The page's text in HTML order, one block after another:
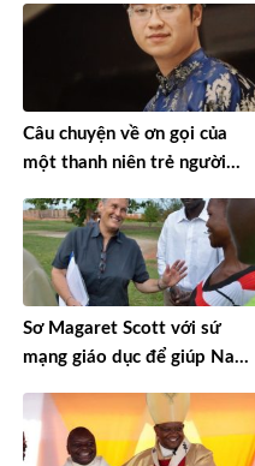
Câu chuyện về ơn gọi của
một thanh niên trẻ người
Chartreux ở Thụy Sĩ
Sơ Magaret Scott với sứ
mạng giáo dục để giúp Nam